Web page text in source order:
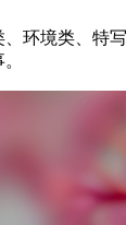
环境类、特